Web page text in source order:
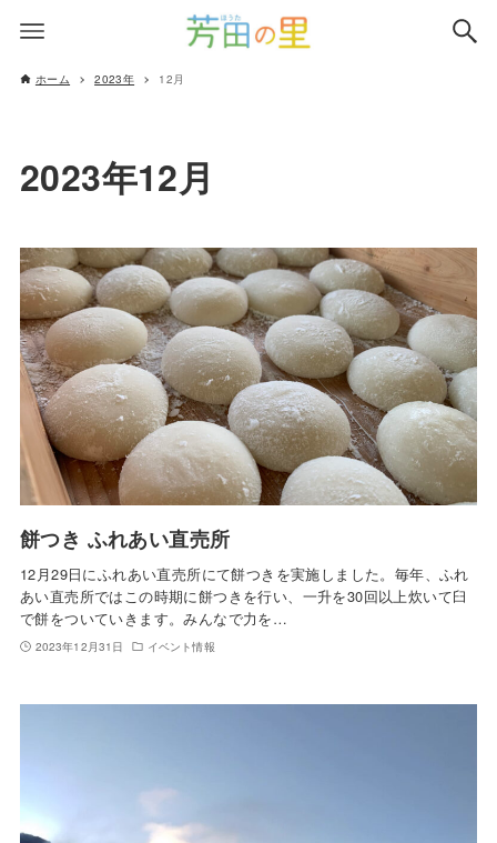
ホーム 2023年 12月
2023年12月
餅つき ふれあい直売所
12月29日にふれあい直売所にて餅つきを実施しました。毎年、ふれ
あい直売所ではこの時期に餅つきを行い、一升を30回以上炊いて臼
で餅をついていきます。みんなで力を…
2023年12月31日 イベント情報